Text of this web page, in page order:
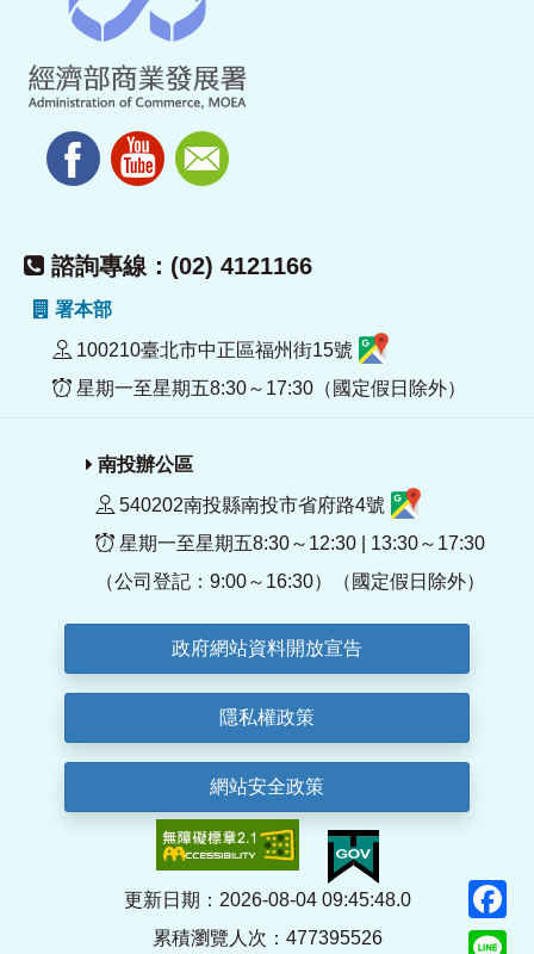
諮詢專線：(02) 4121166
署本部
100210臺北市中正區福州街15號
星期一至星期五8:30～17:30（國定假日除外）
南投辦公區
540202南投縣南投市省府路4號
星期一至星期五8:30～12:30 | 13:30～17:30
（公司登記：9:00～16:30）（國定假日除外）
政府網站資料開放宣告
隱私權政策
網站安全政策
更新日期：2026-08-04 09:45:48.0
累積瀏覽人次：477395526